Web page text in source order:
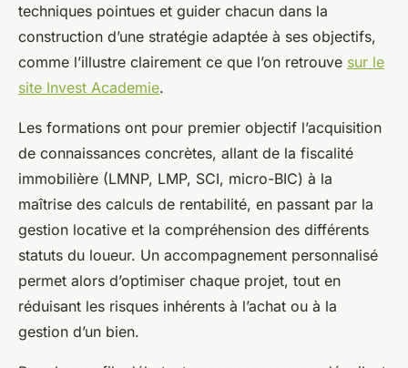
techniques pointues et guider chacun dans la
construction d’une stratégie adaptée à ses objectifs,
comme l’illustre clairement ce que l’on retrouve sur le
site Invest Academie.
Les formations ont pour premier objectif l’acquisition
de connaissances concrètes, allant de la fiscalité
immobilière (LMNP, LMP, SCI, micro-BIC) à la
maîtrise des calculs de rentabilité, en passant par la
gestion locative et la compréhension des différents
statuts du loueur. Un accompagnement personnalisé
permet alors d’optimiser chaque projet, tout en
réduisant les risques inhérents à l’achat ou à la
gestion d’un bien.